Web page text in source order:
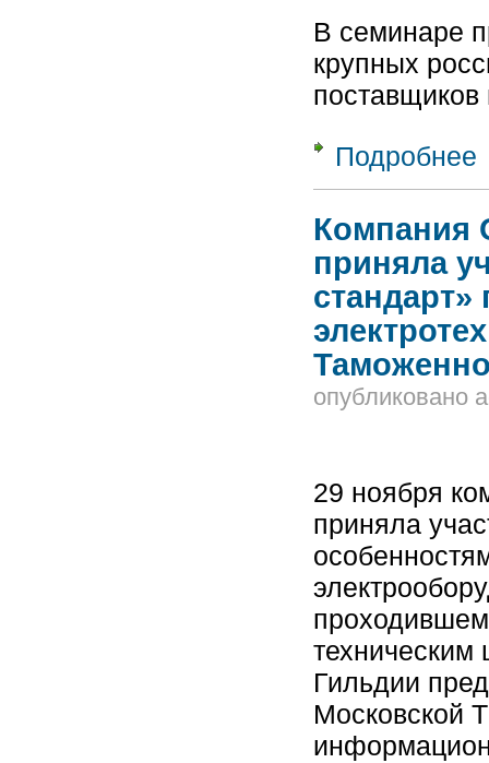
В семинаре
крупных
Подробнее
Компания
приняла
опубликовано
29 ноября
приняла
техническим
Гильдии
Московской